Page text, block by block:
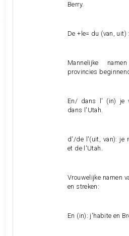
Berry.
De +le= du (van, uit)
Mannelijke
provincies
En/ dans l' (in) je
dans l'Utah.
d'/de l'(uit, van): je
et de l'Utah.
Vrouwelijke namen
en streken:
En (in): j'habite en